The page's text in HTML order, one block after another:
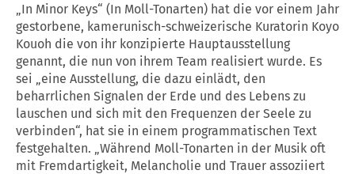
„In Minor Keys“ (In Moll-Tonarten) hat die vor einem Jahr
gestorbene, kamerunisch-schweizerische Kuratorin Koyo
Kouoh die von ihr konzipierte Hauptausstellung
genannt, die nun von ihrem Team realisiert wurde. Es
sei „eine Ausstellung, die dazu einlädt, den
beharrlichen Signalen der Erde und des Lebens zu
lauschen und sich mit den Frequenzen der Seele zu
verbinden“, hat sie in einem programmatischen Text
festgehalten. „Während Moll-Tonarten in der Musik oft
mit Fremdartigkeit, Melancholie und Trauer assoziiert